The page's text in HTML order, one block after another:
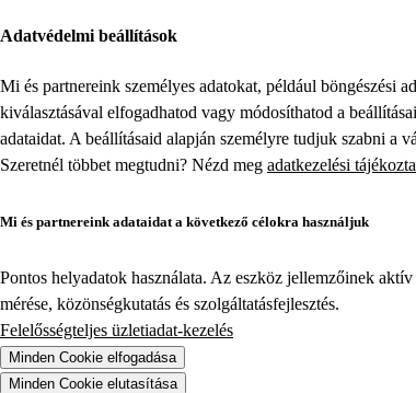
Adatvédelmi beállítások
Mi és partnereink személyes adatokat, például böngészési
kiválasztásával elfogadhatod vagy módosíthatod a
adataidat. A beállításaid alapján személyre tudjuk szabni a
Szeretnél többet megtudni? Nézd meg adatkezelési
Mi és partnereink adataidat a következő célokra használjuk
Pontos helyadatok használata. Az eszköz jellemzőinek
mérése, közönségkutatás és szolgáltatásfejlesztés.
Felelősségteljes üzletiadat-kezelés
Minden Cookie elfogadása
Minden Cookie elutasítása